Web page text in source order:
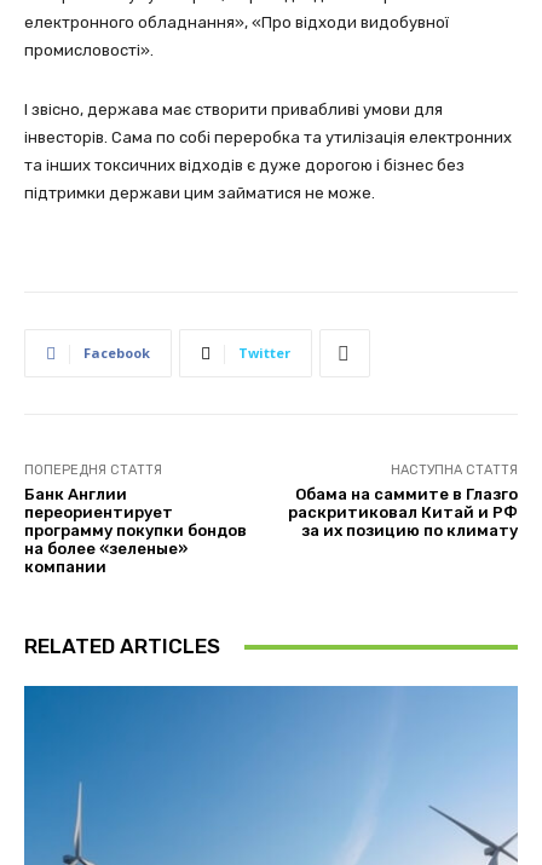
електронного обладнання», «Про відходи видобувної
промисловості».
І звісно, держава має створити привабливі умови для
інвесторів. Сама по собі переробка та утилізація електронних
та інших токсичних відходів є дуже дорогою і бізнес без
підтримки держави цим займатися не може.
Facebook Twitter
ПОПЕРЕДНЯ СТАТТЯ
Банк Англии
переориентирует
программу покупки бондов
на более «зеленые»
компании
НАСТУПНА СТАТТЯ
Обама на саммите в Глазго
раскритиковал Китай и РФ
за их позицию по климату
RELATED ARTICLES